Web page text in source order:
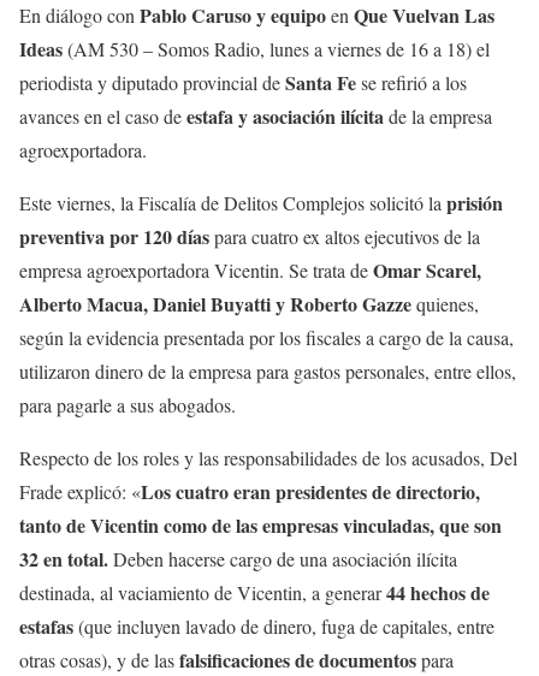
En diálogo conPablo Caruso y equipoenQue Vuelvan Las
Ideas(AM 530 – Somos Radio, lunes a viernes de 16 a 18) el
periodista y diputado provincial deSanta Fese refirió a los
avances en el caso deestafa y asociación ilícitade la empresa
agroexportadora.
Este viernes, la Fiscalía de Delitos Complejos solicitó laprisión
preventiva por 120 díaspara cuatro ex altos ejecutivos de la
empresa agroexportadora Vicentin. Se trata deOmar Scarel,
Alberto Macua, Daniel Buyatti y Roberto Gazzequienes,
según la evidencia presentada por los fiscales a cargo de la causa,
utilizaron dinero de la empresa para gastos personales, entre ellos,
para pagarle a sus abogados.
Respecto de los roles y las responsabilidades de los acusados, Del
Frade explicó: «Los cuatro eran presidentes de directorio,
tanto de Vicentin como de las empresas vinculadas, que son
32 en total.Deben hacerse cargo de una asociación ilícita
destinada, al vaciamiento de Vicentin, a generar44 hechos de
estafas(que incluyen lavado de dinero, fuga de capitales, entre
otras cosas), y de lasfalsificaciones de documentospara